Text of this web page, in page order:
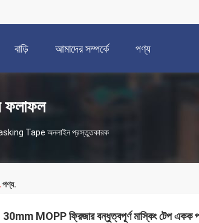
বাড়ি আমাদের সম্পর্কে পণ্য
ফলাফল
Tape অনলাইন প্রস্তুতকারক
পণ্য.
30mm MOPP ফ্রিজার বন্ধুত্বপূর্ণ মাস্কিং টেপ একক